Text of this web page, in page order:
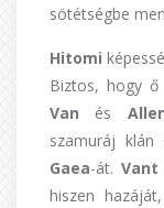
sötétségbe
Hitomi
Biztos, hogy ő
Van és
szamuráj klán
Gaea-át.
hiszen hazáját,